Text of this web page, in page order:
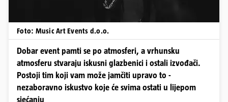
Foto: Music Art Events d.o.o.
Dobar event pamti se po atmosferi, a vrhunsku
atmosferu stvaraju iskusni glazbenici i ostali izvođači.
Postoji tim koji vam može jamčiti upravo to -
nezaboravno iskustvo koje će svima ostati u lijepom
sjećanju